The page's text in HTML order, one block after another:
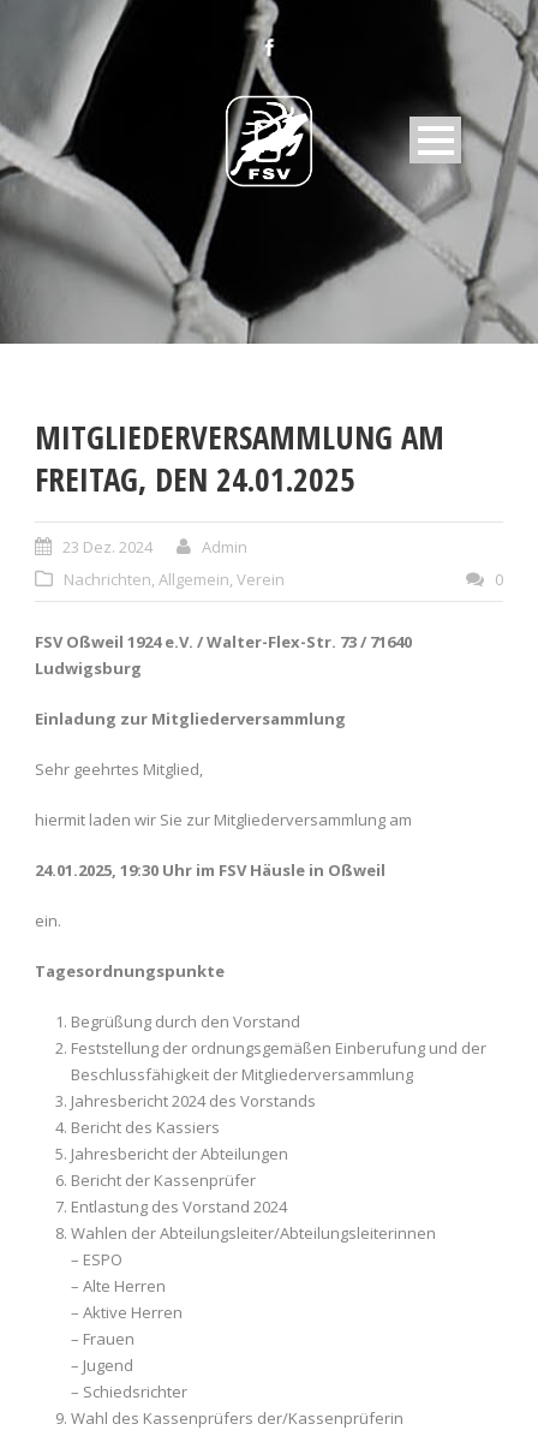
MITGLIEDERVERSAMMLUNG AM
FREITAG, DEN 24.01.2025
23 Dez. 2024
Admin
Nachrichten, Allgemein, Verein 0
FSV Oßweil 1924 e.V. / Walter-Flex-Str. 73 / 71640
Ludwigsburg
Einladung zur Mitgliederversammlung
Sehr geehrtes Mitglied,
hiermit laden wir Sie zur Mitgliederversammlung am
24.01.2025, 19:30 Uhr im FSV Häusle in Oßweil
ein.
Tagesordnungspunkte
Begrüßung durch den Vorstand
Feststellung der ordnungsgemäßen Einberufung und der
Beschlussfähigkeit der Mitgliederversammlung
Jahresbericht 2024 des Vorstands
Bericht des Kassiers
Jahresbericht der Abteilungen
Bericht der Kassenprüfer
Entlastung des Vorstand 2024
Wahlen der Abteilungsleiter/Abteilungsleiterinnen
– ESPO
– Alte Herren
– Aktive Herren
– Frauen
– Jugend
– Schiedsrichter
Wahl des Kassenprüfers der/Kassenprüferin